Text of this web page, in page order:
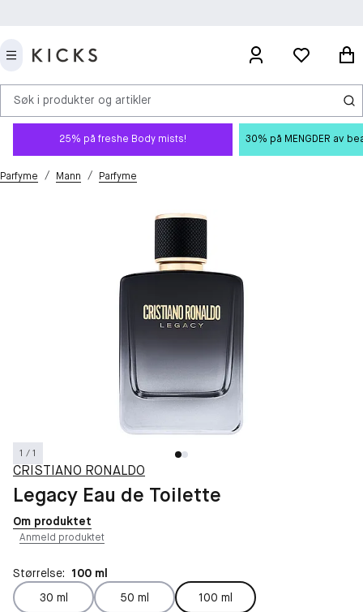
Søk i produkter og artikler
25% på freshe Body mists! 30% på MENGDER av
Parfyme / Mann / Parfyme
1 / 1
CRISTIANO RONALDO
Legacy Eau de Toilette
Om produktet
Anmeld produktet
Størrelse: 100 ml
30 ml
50 ml
100 ml